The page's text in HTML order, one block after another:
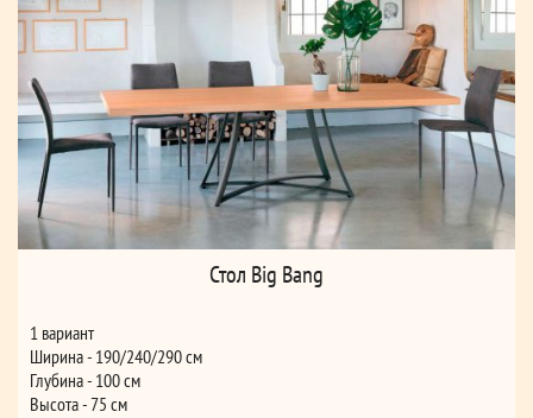
Стол Big Bang
1 вариант
Ширина - 190/240/290 см
Глубина - 100 см
Высота - 75 см